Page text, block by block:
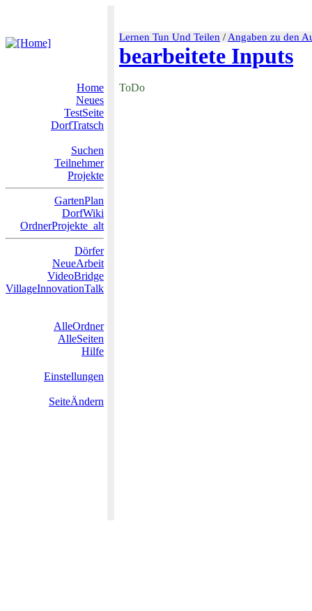
Lernen Tun Und Teilen / Angaben zu den
bearbeitete Inputs
Home
Neues
TestSeite
DorfTratsch
Suchen
Teilnehmer
Projekte
GartenPlan
DorfWiki
OrdnerProjekte_alt
Dörfer
NeueArbeit
VideoBridge
VillageInnovationTalk
AlleOrdner
AlleSeiten
Hilfe
Einstellungen
SeiteÄndern
ToDo